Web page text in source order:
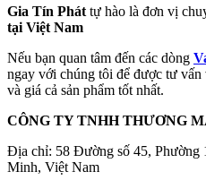
Gia Tín Phát tự hào là đơn vị
tại Việt Nam
Nếu bạn quan tâm đến các dòng
ngay với chúng tôi để được tư
và giá cả sản phẩm tốt nhất.
CÔNG TY TNHH THƯƠNG
Địa chỉ: 58 Đường số 45, Phường
Minh, Việt Nam